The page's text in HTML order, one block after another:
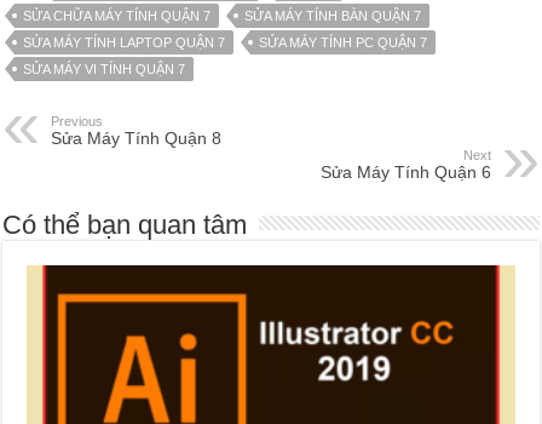
SỬA CHỮA MÁY TÍNH QUẬN 7
SỬA MÁY TÍNH BÀN QUẬN 7
SỬA MÁY TÍNH LAPTOP QUẬN 7
SỬA MÁY TÍNH PC QUẬN 7
SỬA MÁY VI TÍNH QUẬN 7
Previous
Sửa Máy Tính Quận 8
Next
Sửa Máy Tính Quận 6
Có thể bạn quan tâm